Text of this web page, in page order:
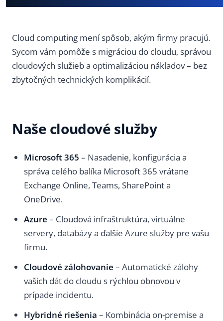
Cloud computing mení spôsob, akým firmy pracujú.
Sycom vám pomôže s migráciou do cloudu, správou
cloudových služieb a optimalizáciou nákladov – bez
zbytočných technických komplikácií.
Naše cloudové služby
Microsoft 365 – Nasadenie, konfigurácia a
správa celého balíka Microsoft 365 vrátane
Exchange Online, Teams, SharePoint a
OneDrive.
Azure – Cloudová infraštruktúra, virtuálne
servery, databázy a ďalšie Azure služby pre vašu
firmu.
Cloudové zálohovanie – Automatické zálohy
vašich dát do cloudu s rýchlou obnovou v
prípade incidentu.
Hybridné riešenia – Kombinácia on-premise a